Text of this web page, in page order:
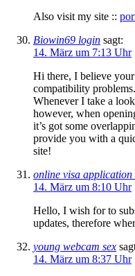
Also visit my site ::
Biowin69 login sagt:
14. März um 7:13 Uhr
Hi there, I believe
compatibility problems.
Whenever I take a
however, when
it’s got some
provide you with a
site!
online visa application
14. März um 8:10 Uhr
Hello, I wish for to
updates, therefore
young webcam sex
14. März um 8:37 Uhr